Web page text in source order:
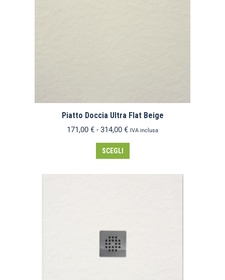
Piatto Doccia Ultra Flat Beige
171,00 € - 314,00 € IVA inclusa
SCEGLI